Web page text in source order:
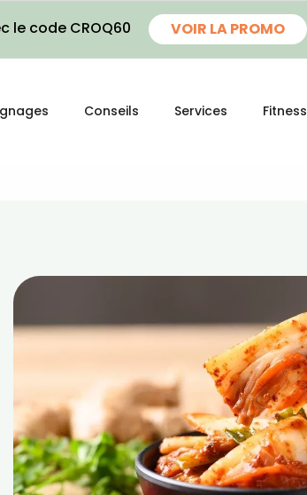
le code CROQ60 VOIR LA PROMO
Conseils Services Fitness